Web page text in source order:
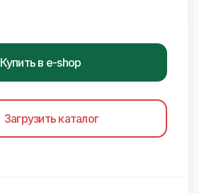
Купить в e-shop
Загрузить каталог